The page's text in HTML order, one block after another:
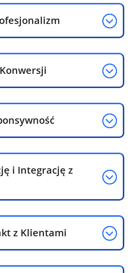
i Integrację z
z Klientami